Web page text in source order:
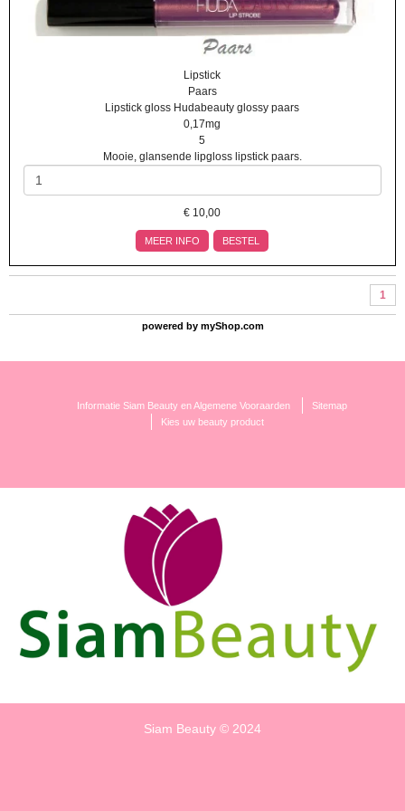
Lipstick
Paars
Lipstick gloss Hudabeauty glossy paars
0,17mg
5
Mooie, glansende lipgloss lipstick paars.
€ 10,00
MEER INFO BESTEL
1
powered by myShop.com
Informatie Siam Beauty en Algemene Vooraarden
Sitemap
Kies uw beauty product
Siam Beauty © 2024